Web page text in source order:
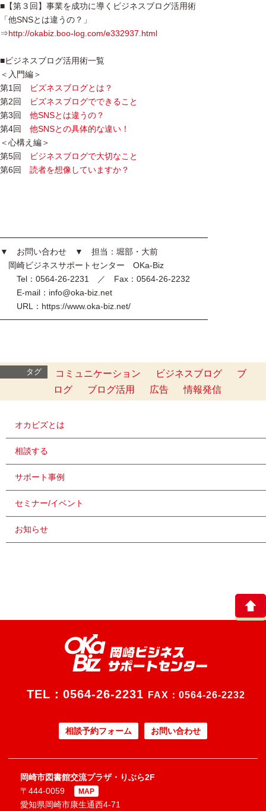
■【第３回】事業を成功に導くビジネスブログ活用術
「他SNSとは違うの？」
⇒http://okabiz.boo-log.com/e332937.html
■ビジネスブログ活用術一覧
＜入門編＞
第1回
ビズネスブログとは？
第2回
ビズネスブログでできること
第3回 他SNSとは違うの？
第4回 他SNSとの具体的な違い！
＜心構え編＞
第5回
ビジネスブログで大切なこと
第6回 読者を想像していますか？
━━━━━━━━━━━━━━━━━━━━━━━━━
▼ お問い合わせ ▼ 担当：堀部・大前
岡崎ビジネスサポートセンター OKa-Biz
Tel：0564-26-2231 ／ Fax：0564-26-2232
E-mail：info@oka-biz.net
URL：https://www.oka-biz.net/
━━━━━━━━━━━━━━━━━━━━━━━━━
タグ コミュニケーション ビジネスブログ
ブ
ログ
ブログ活用 広告 情報発信
オカビズとは
相談する
サポート事例
セミナー/イベント
お知らせ
TEL： 0564-26-2231 FAX：0564-26-2232
相談予約フォーム お問い合わせ
岡崎市図書館交流プラザ・りぶら2F
〒444-0059
MAP
愛知県岡崎市康生通西4-71